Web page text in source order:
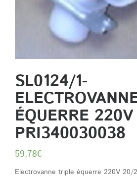
SL0124/1-
ÉQUERRE 220V
PRI340030038
59,78€
Electrovanne triple équerre 220V 20/